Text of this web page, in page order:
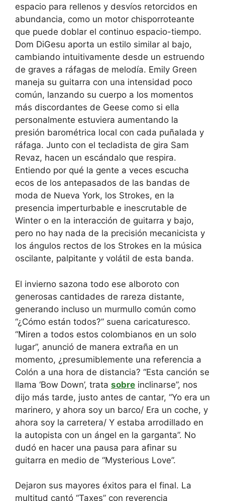
espacio para rellenos y desvíos retorcidos en
abundancia, como un motor chisporroteante
que puede doblar el continuo espacio-tiempo.
Dom DiGesu aporta un estilo similar al bajo,
cambiando intuitivamente desde un estruendo
de graves a ráfagas de melodía. Emily Green
maneja su guitarra con una intensidad poco
común, lanzando su cuerpo a los momentos
más discordantes de Geese como si ella
personalmente estuviera aumentando la
presión barométrica local con cada puñalada y
ráfaga. Junto con el tecladista de gira Sam
Revaz, hacen un escándalo que respira.
Entiendo por qué la gente a veces escucha
ecos de los antepasados ​​de las bandas de
moda de Nueva York, los Strokes, en la
presencia imperturbable e inescrutable de
Winter o en la interacción de guitarra y bajo,
pero no hay nada de la precisión mecanicista y
los ángulos rectos de los Strokes en la música
oscilante, palpitante y volátil de esta banda.
El invierno sazona todo ese alboroto con
generosas cantidades de rareza distante,
generando incluso un murmullo común como
“¿Cómo están todos?” suena caricaturesco.
“Miren a todos estos colombianos en un solo
lugar”, anunció de manera extraña en un
momento, ¿presumiblemente una referencia a
Colón a una hora de distancia? “Esta canción se
llama ‘Bow Down’, trata sobre inclinarse”, nos
dijo más tarde, justo antes de cantar, “Yo era un
marinero, y ahora soy un barco/ Era un coche, y
ahora soy la carretera/ Y estaba arrodillado en
la autopista con un ángel en la garganta”. No
dudó en hacer una pausa para afinar su
guitarra en medio de “Mysterious Love”.
Dejaron sus mayores éxitos para el final. La
multitud cantó “Taxes” con reverencia